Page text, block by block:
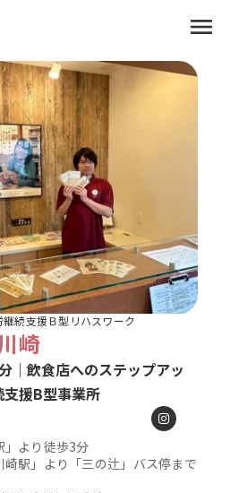
menu
崎
続支援Ｂ型リハスワーク
｜飲食店へのステップアッ
援B型事業所
」より徒歩3分
駅」より「三の辻」バス停まで15